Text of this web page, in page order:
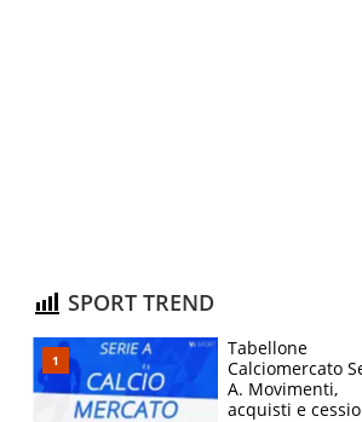
SPORT TREND
Tabellone
Calciomercato
A. Movimenti,
acquisti e